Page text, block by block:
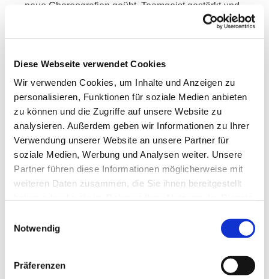
Diese Webseite verwendet Cookies
Wir verwenden Cookies, um Inhalte und Anzeigen zu
personalisieren, Funktionen für soziale Medien anbieten
zu können und die Zugriffe auf unsere Website zu
analysieren. Außerdem geben wir Informationen zu Ihrer
Verwendung unserer Website an unsere Partner für
soziale Medien, Werbung und Analysen weiter. Unsere
Partner führen diese Informationen möglicherweise mit
weiteren Daten zusammen, die Sie ihnen bereitgestellt
Notwendig
Präferenzen
neue Choreografien geübt, Teamgeist gestärkt und
jede Menge schöne gemeinsame Momente erlebt.
willkommen!
Komm vorbei und lerne unsere Garde kennen – wir
freuen uns auf Dich!